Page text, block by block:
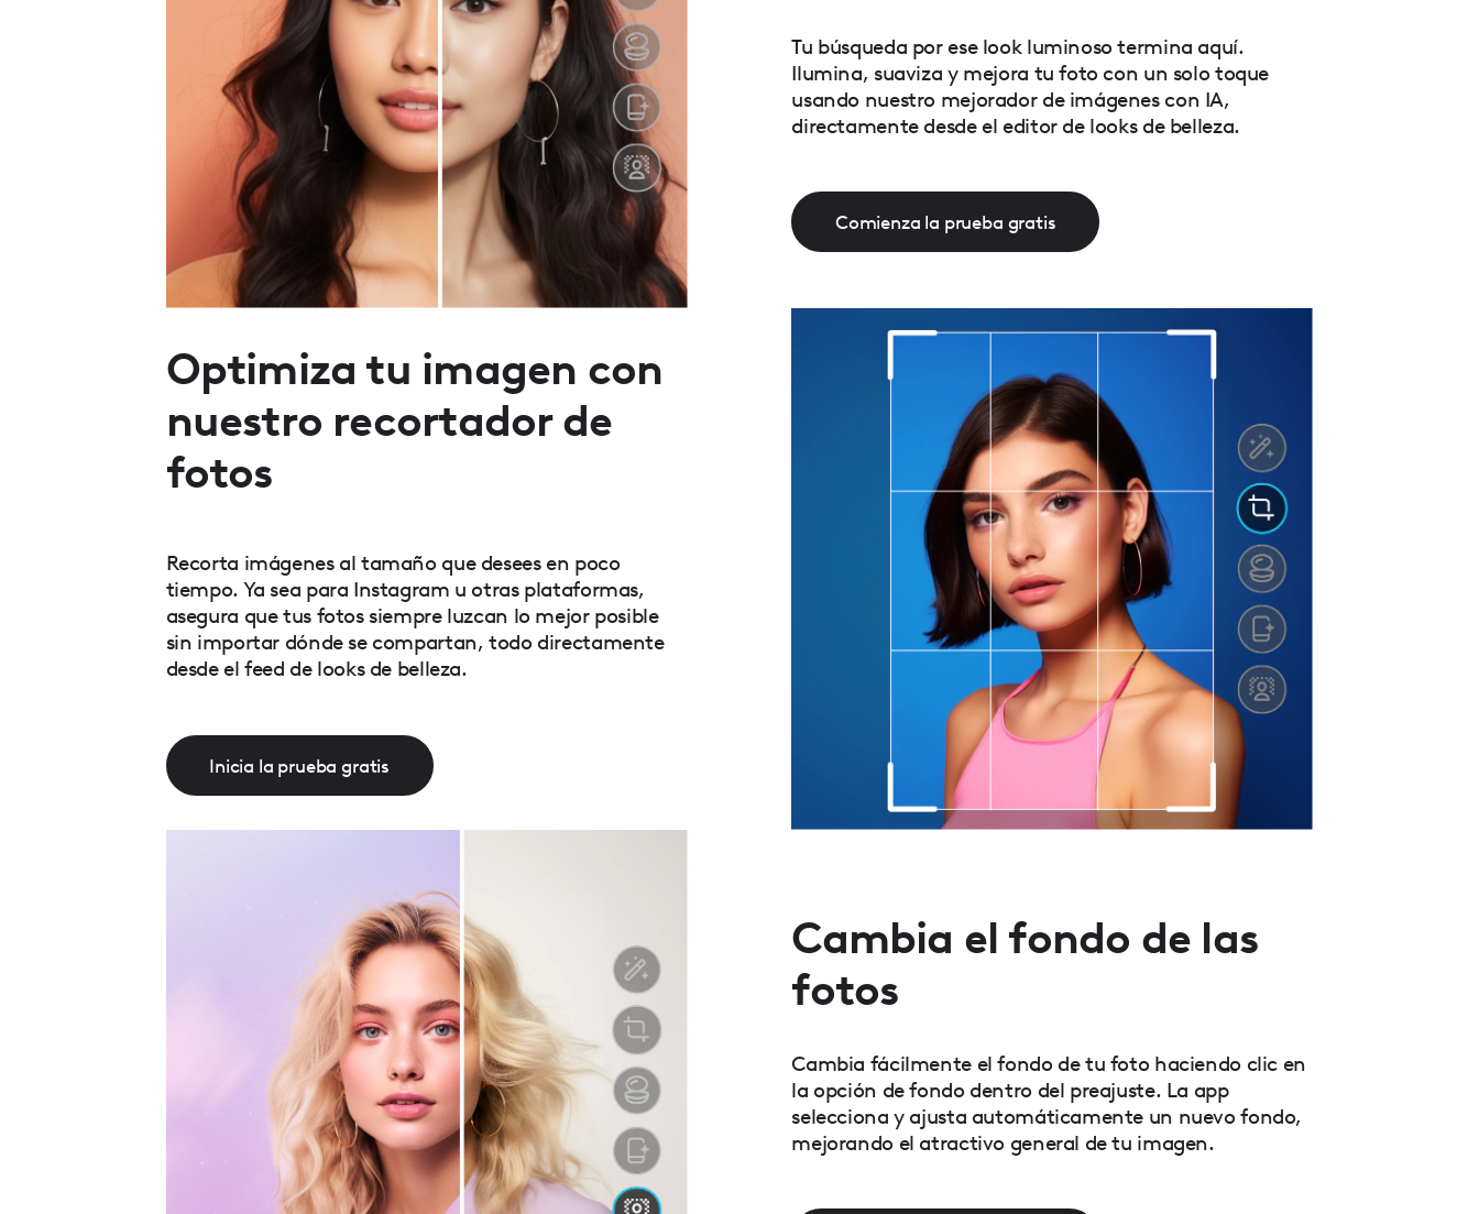
Tu búsqueda por ese look luminoso termina aquí.
Ilumina, suaviza y mejora tu foto con un solo toque
usando nuestro mejorador de imágenes con IA,
directamente desde el editor de looks de belleza.
Comienza la prueba gratis
Optimiza tu imagen con
nuestro recortador de
fotos
Recorta imágenes al tamaño que desees en poco
tiempo. Ya sea para Instagram u otras plataformas,
asegura que tus fotos siempre luzcan lo mejor posible
sin importar dónde se compartan, todo directamente
desde el feed de looks de belleza.
Inicia la prueba gratis
Cambia el fondo de las
fotos
Cambia fácilmente el fondo de tu foto haciendo clic en
la opción de fondo dentro del preajuste. La app
selecciona y ajusta automáticamente un nuevo fondo,
mejorando el atractivo general de tu imagen.